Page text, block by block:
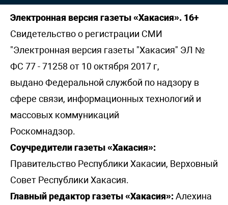
Электронная версия газеты «Хакасия». 16+
Свидетельство о регистрации СМИ
"Электронная версия газеты "Хакасия" ЭЛ №
ФС 77 - 71258 от 10 октября 2017 г,
выдано Федеральной службой по надзору в
сфере связи, информационных технологий и
массовых коммуникаций
Роскомнадзор.
Соучредители газеты «Хакасия»:
Правительство Республики Хакасии, Верховный
Совет Республики Хакасия.
Главный редактор газеты «Хакасия»:Алехина